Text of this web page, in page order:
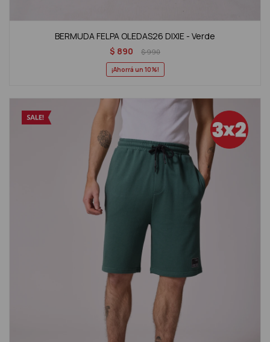
BERMUDA FELPA OLEDAS26 DIXIE - Verde
$ 890 $990
10